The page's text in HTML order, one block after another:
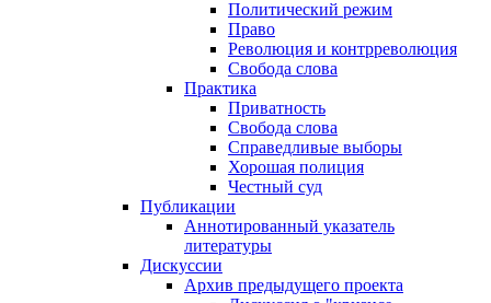
Политический режим
Право
Революция и контрреволюция
Свобода слова
Практика
Приватность
Свобода слова
Справедливые выборы
Хорошая полиция
Честный суд
Публикации
Аннотированный указатель
литературы
Дискуссии
Архив предыдущего проекта